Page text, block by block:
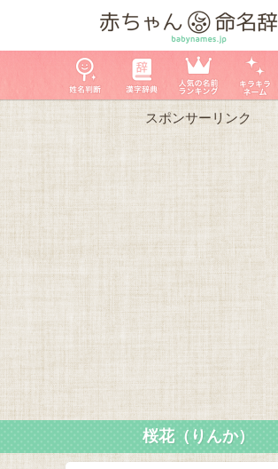
スポンサーリンク
桜花（りんか）